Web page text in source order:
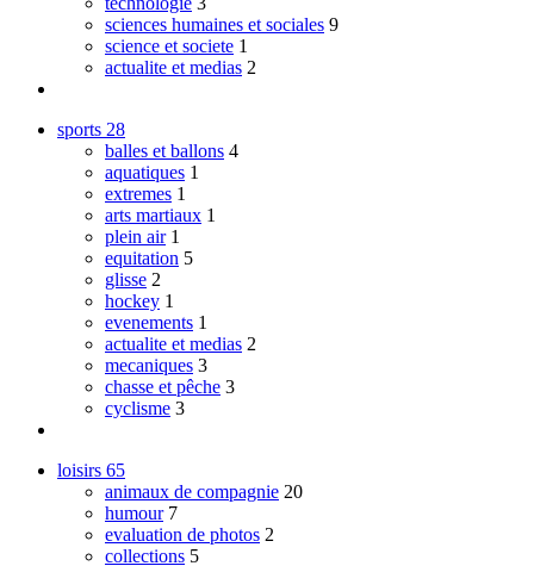
sciences humaines et sociales 9
science et societe 1
actualite et medias 2
sports 28
balles et ballons 4
aquatiques 1
extremes 1
arts martiaux 1
plein air 1
equitation 5
glisse 2
hockey 1
evenements 1
actualite et medias 2
mecaniques 3
chasse et pêche 3
cyclisme 3
loisirs 65
animaux de compagnie 20
humour 7
evaluation de photos 2
collections 5